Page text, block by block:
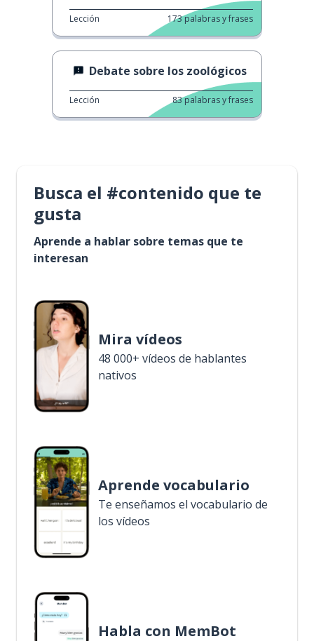
Lección 173palabras y frases
Debate sobre los zoológicos
Lección 83palabras y frases
Busca el #contenido que te
gusta
Aprende a hablar sobre temas que te
interesan
Mira vídeos
48 000+ vídeos de hablantes
nativos
Aprende vocabulario
Te enseñamos el vocabulario de
los vídeos
Habla con MemBot